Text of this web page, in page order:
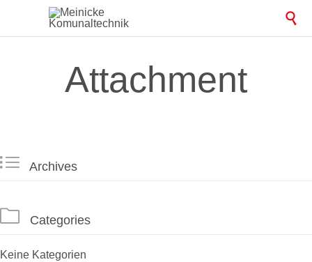

Attachment
 Archives
 Categories
Keine Kategorien